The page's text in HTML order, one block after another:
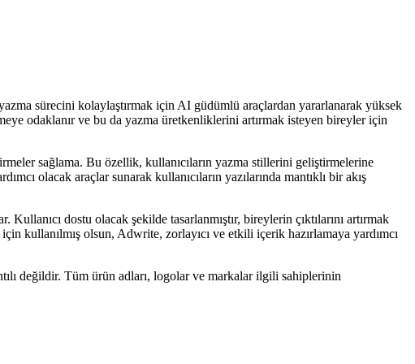
sürecini kolaylaştırmak için AI güdümlü araçlardan yararlanarak yüksek
odaklanır ve bu da yazma üretkenliklerini artırmak isteyen bireyler için
sağlama. Bu özellik, kullanıcıların yazma stillerini geliştirmelerine
olacak araçlar sunarak kullanıcıların yazılarında mantıklı bir akış
dostu olacak şekilde tasarlanmıştır, bireylerin çıktılarını artırmak
kullanılmış olsun, Adwrite, zorlayıcı ve etkili içerik hazırlamaya yardımcı
değildir. Tüm ürün adları, logolar ve markalar ilgili sahiplerinin